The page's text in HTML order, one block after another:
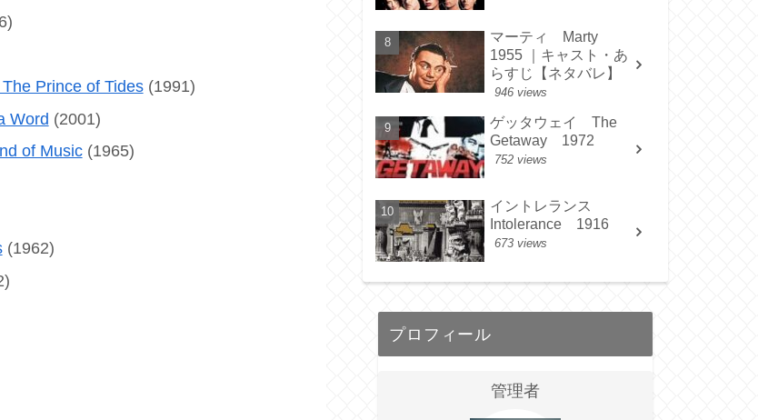
Prince of Tides(1991)
Word (2001)
of Music(1965)
(1962)
マーティ Marty
1955 ｜キャスト・あ
らすじ【ネタバレ】
946 views
ゲッタウェイ The
Getaway 1972
752 views
イントレランス
Intolerance 1916
673 views
プロフィール
管理者